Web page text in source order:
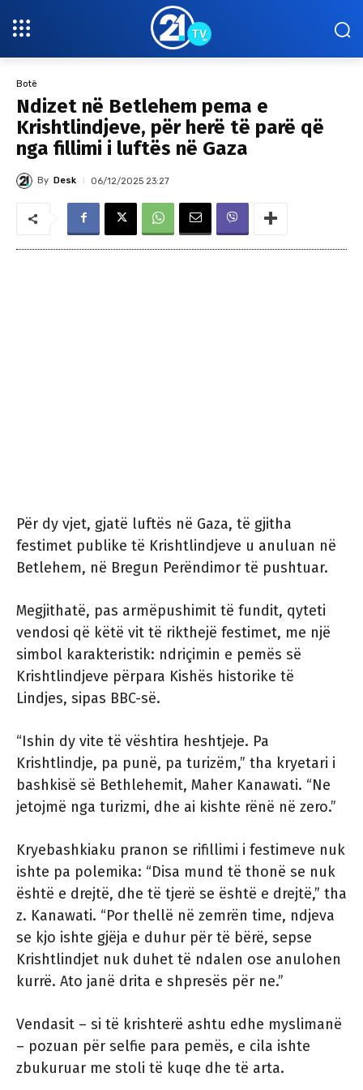
Botë
Ndizet në Betlehem pema e
Krishtlindjeve, për herë të parë që
nga fillimi i luftës në Gaza
By Desk 06/12/2025 23:27
Për dy vjet, gjatë luftës në Gaza, të gjitha
festimet publike të Krishtlindjeve u anuluan në
Betlehem, në Bregun Perëndimor të pushtuar.
Megjithatë, pas armëpushimit të fundit, qyteti
vendosi që këtë vit të rikthejë festimet, me një
simbol karakteristik: ndriçimin e pemës së
Krishtlindjeve përpara Kishës historike të
Lindjes, sipas BBC-së.
“Ishin dy vite të vështira heshtjeje. Pa
Krishtlindje, pa punë, pa turizëm,” tha kryetari i
bashkisë së Bethlehemit, Maher Kanawati. “Ne
jetojmë nga turizmi, dhe ai kishte rënë në zero.”
Kryebashkiaku pranon se rifillimi i festimeve nuk
ishte pa polemika: “Disa mund të thonë se nuk
është e drejtë, dhe të tjerë se është e drejtë,” tha
z. Kanawati. “Por thellë në zemrën time, ndjeva
se kjo ishte gjëja e duhur për të bërë, sepse
Krishtlindjet nuk duhet të ndalen ose anulohen
kurrë. Ato janë drita e shpresës për ne.”
Vendasit – si të krishterë ashtu edhe myslimanë
– pozuan për selfie para pemës, e cila ishte
zbukuruar me stoli të kuqe dhe të arta.